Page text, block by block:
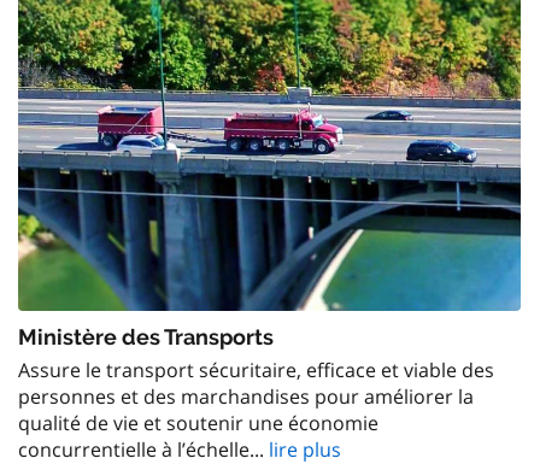
Ministère des Transports
Assure le transport sécuritaire, efficace et viable des
personnes et des marchandises pour améliorer la
qualité de vie et soutenir une économie
concurrentielle à l’échelle... lire plus